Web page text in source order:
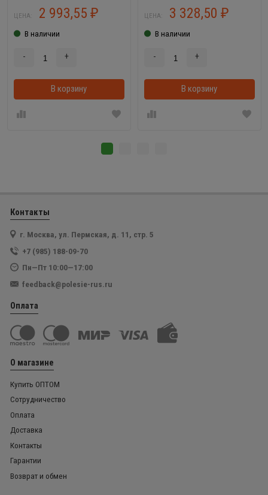
ЦЕНА: 2 993,55 ₽
В наличии
- +
В корзину В корзинке
ЦЕНА: 3 328,50 ₽
В наличии
- +
В корзину
Контакты
г. Москва, ул. Пермская, д. 11, стр. 5
+7 (985) 188-09-70
Пн—Пт 10:00—17:00
feedback@polesie-rus.ru
Оплата
О магазине
Купить ОПТОМ
Сотрудничество
Оплата
Доставка
Контакты
Гарантии
Возврат и обмен